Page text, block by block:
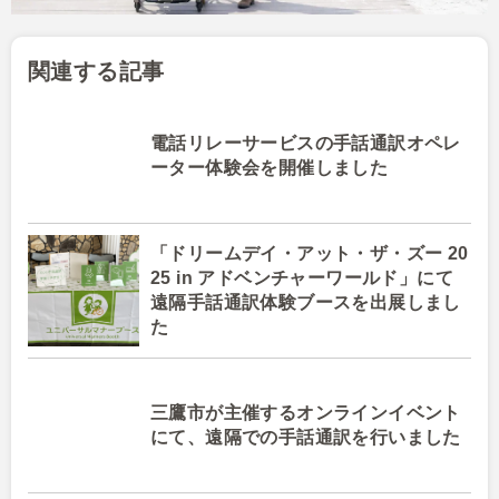
関連する記事
電話リレーサービスの手話通訳オペレ
ーター体験会を開催しました
「ドリームデイ・アット・ザ・ズー 20
25 in アドベンチャーワールド」にて
遠隔手話通訳体験ブースを出展しまし
た
三鷹市が主催するオンラインイベント
にて、遠隔での手話通訳を行いました